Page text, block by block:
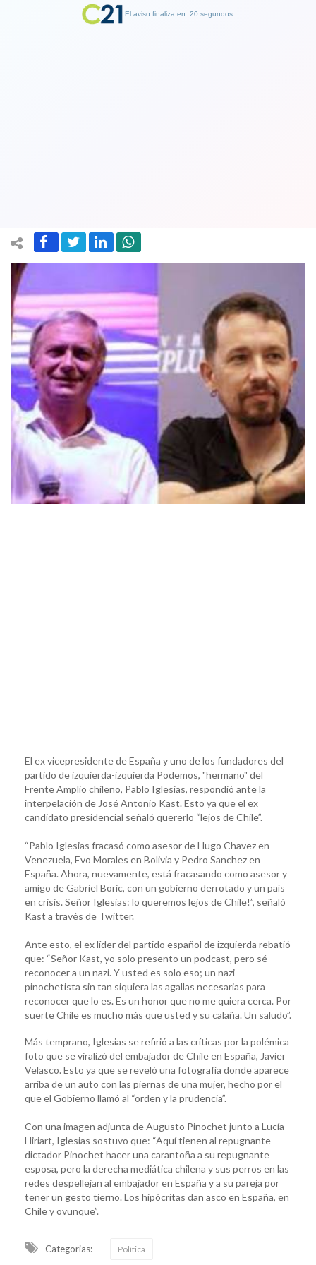
El ex vicepresidente de España y uno de los fundadores del
partido de izquierda-izquierda Podemos, "hermano" del
Frente Amplio chileno, Pablo Iglesias, respondió ante la
interpelación de José Antonio Kast. Esto ya que el ex
candidato presidencial señaló quererlo “lejos de Chile”.
“Pablo Iglesias fracasó como asesor de Hugo Chavez en
Venezuela, Evo Morales en Bolivia y Pedro Sanchez en
España. Ahora, nuevamente, está fracasando como asesor y
amigo de Gabriel Boric, con un gobierno derrotado y un país
en crisis. Señor Iglesias: lo queremos lejos de Chile!”, señaló
Kast a través de Twitter.
Ante esto, el ex líder del partido español de izquierda rebatió
que: “Señor Kast, yo solo presento un podcast, pero sé
reconocer a un nazi. Y usted es solo eso; un nazi
pinochetista sin tan siquiera las agallas necesarias para
reconocer que lo es. Es un honor que no me quiera cerca. Por
suerte Chile es mucho más que usted y su calaña. Un saludo”.
Más temprano, Iglesias se refirió a las críticas por la polémica
foto que se viralizó del embajador de Chile en España, Javier
Velasco. Esto ya que se reveló una fotografía donde aparece
arriba de un auto con las piernas de una mujer, hecho por el
que el Gobierno llamó al “orden y la prudencia”.
Con una imagen adjunta de Augusto Pinochet junto a Lucía
Hiriart, Iglesias sostuvo que: “Aquí tienen al repugnante
dictador Pinochet hacer una carantoña a su repugnante
esposa, pero la derecha mediática chilena y sus perros en las
redes despellejan al embajador en España y a su pareja por
tener un gesto tierno. Los hipócritas dan asco en España, en
Chile y ovunque”.
Categorias: Política
El aviso finaliza en: 19 segundos.